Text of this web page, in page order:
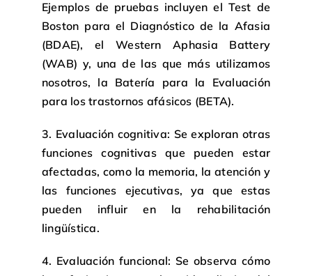
Ejemplos de pruebas incluyen el Test de
Boston para el Diagnóstico de la Afasia
(BDAE), el Western Aphasia Battery
(WAB) y, una de las que más utilizamos
nosotros, la Batería para la Evaluación
para los trastornos afásicos (BETA).
3. Evaluación cognitiva: Se exploran otras
funciones cognitivas que pueden estar
afectadas, como la memoria, la atención y
las funciones ejecutivas, ya que estas
pueden influir en la rehabilitación
lingüística.
4. Evaluación funcional: Se observa cómo